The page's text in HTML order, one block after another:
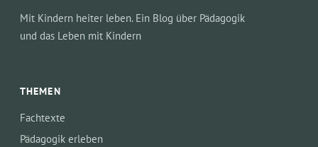
Mit Kindern heiter leben. Ein Blog über Pädagogik
und das Leben mit Kindern
THEMEN
Fachtexte
Pädagogik erleben